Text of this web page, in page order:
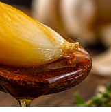
นทุกอย่าง ไม่เคย
กมา ให้โดนคดีแทน